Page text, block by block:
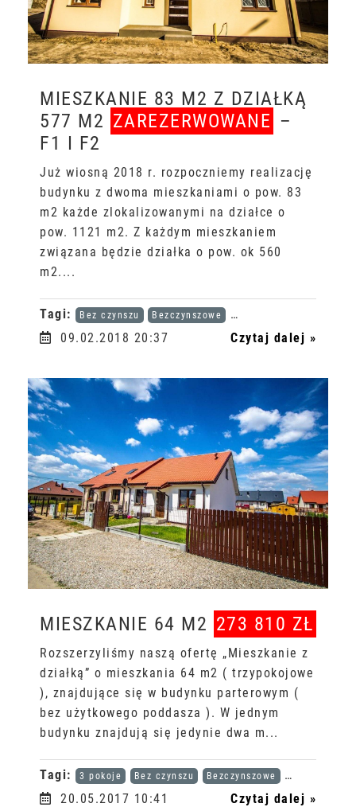
MIESZKANIE 83 M2 Z DZIAŁKĄ
577 M2 ZAREZERWOWANE –
F1 I F2
Już wiosną 2018 r. rozpoczniemy realizację
budynku z dwoma mieszkaniami o pow. 83
m2 każde zlokalizowanymi na działce o
pow. 1121 m2. Z każdym mieszkaniem
związana będzie działka o pow. ok 560
m2....
Tagi: Bez czynszu Bezczynszowe Karta dużej rodziny
09.02.2018 20:37 Czytaj dalej »
MIESZKANIE 64 M2 273 810 ZŁ
Rozszerzyliśmy naszą ofertę „Mieszkanie z
działką” o mieszkania 64 m2 ( trzypokojowe
), znajdujące się w budynku parterowym (
bez użytkowego poddasza ). W jednym
budynku znajdują się jedynie dwa m...
Tagi: 3 pokoje Bez czynszu Bezczynszowe Karta dużej
20.05.2017 10:41 Czytaj dalej »